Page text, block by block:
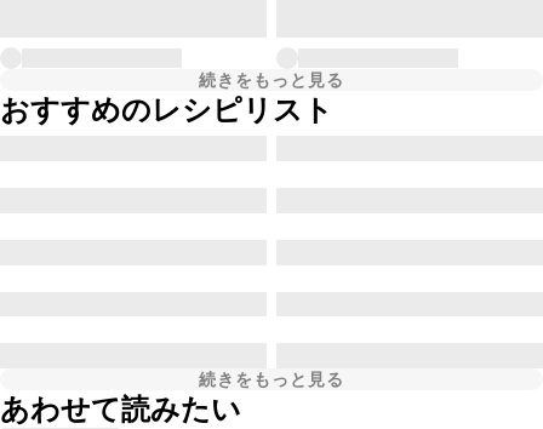
続きをもっと見る
おすすめのレシピリスト
続きをもっと見る
あわせて読みたい